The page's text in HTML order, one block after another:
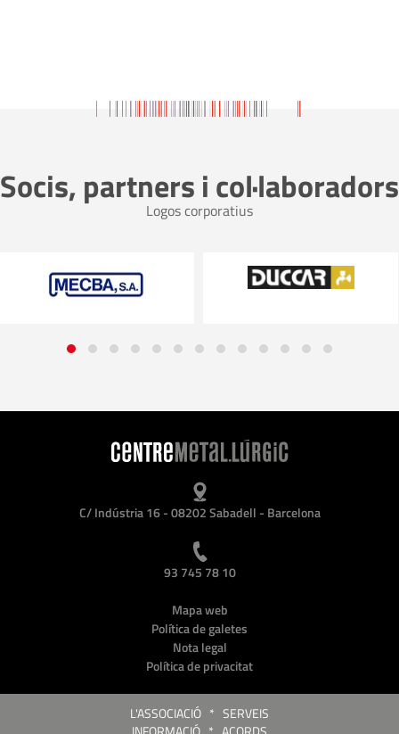
Socis, partners i col·laboradors
Logos corporatius
C/ Indústria 16 - 08202 Sabadell - Barcelona
93 745 78 10
Mapa web
Política de galetes
Nota legal
Política de privacitat
L'ASSOCIACIÓ * SERVEIS